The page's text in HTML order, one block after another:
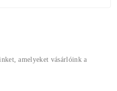
amelyeket vásárlóink a